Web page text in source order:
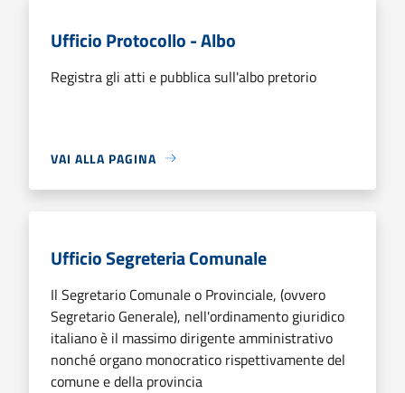
Ufficio Protocollo - Albo
Registra gli atti e pubblica sull'albo pretorio
VAI ALLA PAGINA
Ufficio Segreteria Comunale
Il Segretario Comunale o Provinciale, (ovvero
Segretario Generale), nell'ordinamento giuridico
italiano è il massimo dirigente amministrativo
nonché organo monocratico rispettivamente del
comune e della provincia